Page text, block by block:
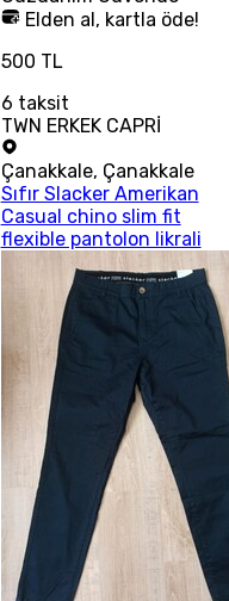
Elden al, kartla öde!
500 TL
6 taksit
TWN ERKEK CAPRİ
Çanakkale, Çanakkale
Sıfır Slacker Amerikan
Casual chino slim fit
flexible pantolon likrali